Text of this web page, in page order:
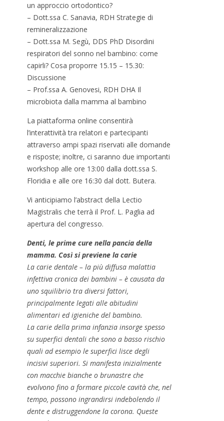
un approccio ortodontico?
– Dott.ssa C. Sanavia, RDH Strategie di
remineralizzazione
– Dott.ssa M. Segù, DDS PhD Disordini
respiratori del sonno nel bambino: come
capirli? Cosa proporre 15.15 – 15.30:
Discussione
– Prof.ssa A. Genovesi, RDH DHA Il
microbiota dalla mamma al bambino
La piattaforma online consentirà
l’interattività tra relatori e partecipanti
attraverso ampi spazi riservati alle domande
e risposte; inoltre, ci saranno due importanti
workshop alle ore 13:00 dalla dott.ssa S.
Floridia e alle ore 16:30 dal dott. Butera.
Vi anticipiamo l’abstract della Lectio
Magistralis che terrà il Prof. L. Paglia ad
apertura del congresso.
Denti, le prime cure nella pancia della
mamma. Così si previene la carie
La carie dentale – la più diffusa malattia
infettiva cronica dei bambini – è causata da
uno squilibrio tra diversi fattori,
principalmente legati alle abitudini
alimentari ed igieniche del bambino.
La carie della prima infanzia insorge spesso
su superfici dentali che sono a basso rischio
quali ad esempio le superfici lisce degli
incisivi superiori. Si manifesta inizialmente
con macchie bianche o brunastre che
evolvono fino a formare piccole cavità che, nel
tempo, possono ingrandirsi indebolendo il
dente e distruggendone la corona. Queste